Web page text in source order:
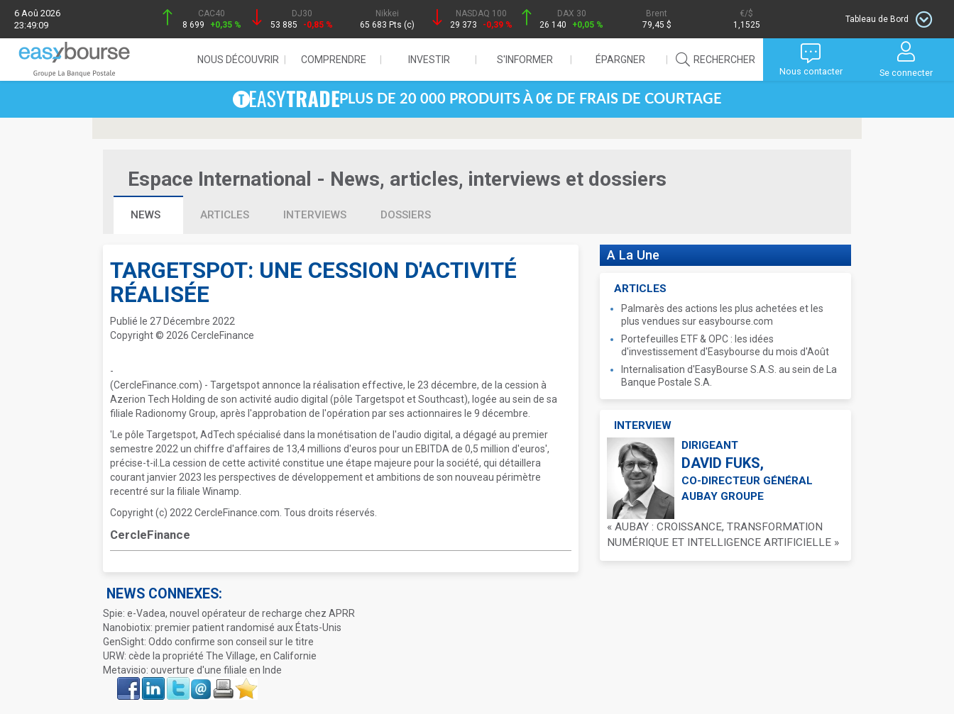
6 Aoû 2026
23:49:09
CAC40
8 699
+0,35 %
DJ30
53 885
-0,85 %
Nikkei
65 683 Pts (c)
NASDAQ 100
29 373
-0,39 %
DAX 30
26 140
+0,05 %
Brent
79,45 $
/$
1,1525
Tableau de Bord
NOUS DÉCOUVRIR COMPRENDRE INVESTIR S'INFORMER ÉPARGNER RECHERCHER
Nous contacter Se connecter
PLUS DE 20 000 PRODUITS À 0€ DE FRAIS DE COURTAGE
Espace International - News, articles, interviews et dossiers
NEWS ARTICLES INTERVIEWS DOSSIERS
TARGETSPOT: UNE CESSION D'ACTIVITÉ
RÉALISÉE
Publié le 27 Décembre 2022
Copyright © 2026 CercleFinance
-
(CercleFinance.com) - Targetspot annonce la réalisation effective, le 23 décembre, de la cession à
Azerion Tech Holding de son activité audio digital (pôle Targetspot et Southcast), logée au sein de sa
filiale Radionomy Group, après l'approbation de l'opération par ses actionnaires le 9 décembre.
'Le pôle Targetspot, AdTech spécialisé dans la monétisation de l'audio digital, a dégagé au premier
semestre 2022 un chiffre d'affaires de 13,4 millions d'euros pour un EBITDA de 0,5 million d'euros',
précise-t-il.La cession de cette activité constitue une étape majeure pour la société, qui détaillera
courant janvier 2023 les perspectives de développement et ambitions de son nouveau périmètre
recentré sur la filiale Winamp.
Copyright (c) 2022 CercleFinance.com. Tous droits réservés.
CercleFinance
NEWS CONNEXES:
Spie: e-Vadea, nouvel opérateur de recharge chez APRR
Nanobiotix: premier patient randomisé aux États-Unis
GenSight: Oddo confirme son conseil sur le titre
URW: cède la propriété The Village, en Californie
Metavisio: ouverture d'une filiale en Inde
Face
book
LinkIn Twitter Envoyer ImprimerFavoris
A La Une
ARTICLES
Palmarès des actions les plus achetées et les
plus vendues sur easybourse.com
Portefeuilles ETF & OPC : les idées
d'investissement d'Easybourse du mois d'Août
Internalisation d'EasyBourse S.A.S. au sein de La
Banque Postale S.A.
INTERVIEW
DIRIGEANT
DAVID FUKS,
CO-DIRECTEUR GÉNÉRAL
AUBAY GROUPE
« AUBAY : CROISSANCE, TRANSFORMATION
NUMÉRIQUE ET INTELLIGENCE ARTIFICIELLE »